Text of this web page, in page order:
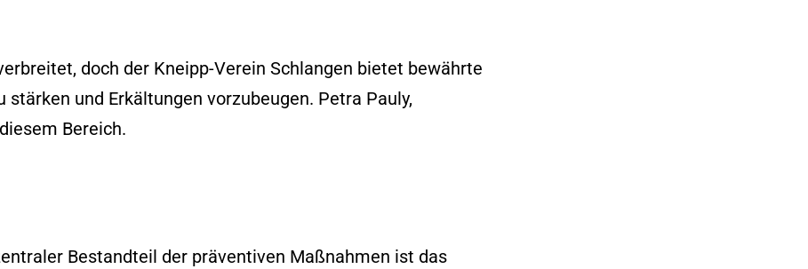
doch der Kneipp-Verein Schlangen bietet bewährte
und Erkältungen vorzubeugen. Petra Pauly,
Bereich.
Bestandteil der präventiven Maßnahmen ist das